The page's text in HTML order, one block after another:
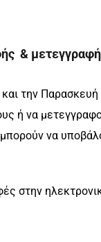
&
την Παρασκευή
ή να
να
στην